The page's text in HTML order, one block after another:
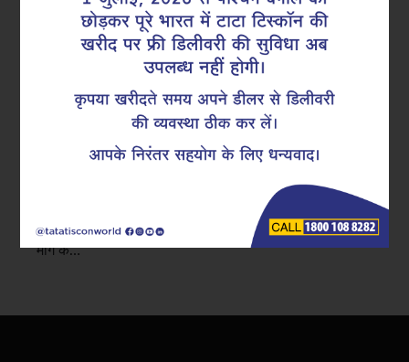
मज़बूत कल की नींव: प्री-फैब्रिकेटेड
सुपरलिंक्स के प्रमुख लाभ
आज के निर्माण में, मजबूती के साथ-साथ सटीकता और तेज़ी भी
बहुत ज़रूरी है। इंजीनियर और कॉन्ट्रैक्टर, खासकर भारी लोड
आरसीसी निर्माण में सरिया बांधने के बजाय प्री-फैब्रिकेटेड सुपर-
लिंक्स को एक बेहतर, सुरक्षित और कुशल विकल्प के तौर पर अपना
रहे है। तेज़ी से काम पूरा करने और एक जैसी क्वालिटी की बढ़ती
मांग के…